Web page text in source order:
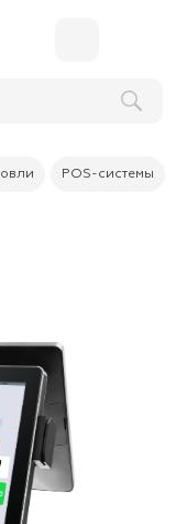
POS-системы